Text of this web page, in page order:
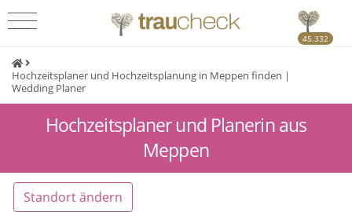
45.332
Hochzeitsplaner und Hochzeitsplanung in Meppen finden |
Wedding Planer
Hochzeitsplaner und Planerin aus
Meppen
Standort ändern